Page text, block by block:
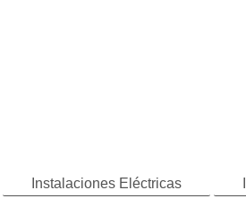
Instalaciones Eléctricas